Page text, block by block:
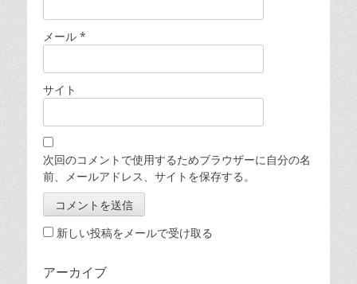
メール *
サイト
次回のコメントで使用するためブラウザーに自分の名
前、メールアドレス、サイトを保存する。
新しい投稿をメールで受け取る
アーカイブ